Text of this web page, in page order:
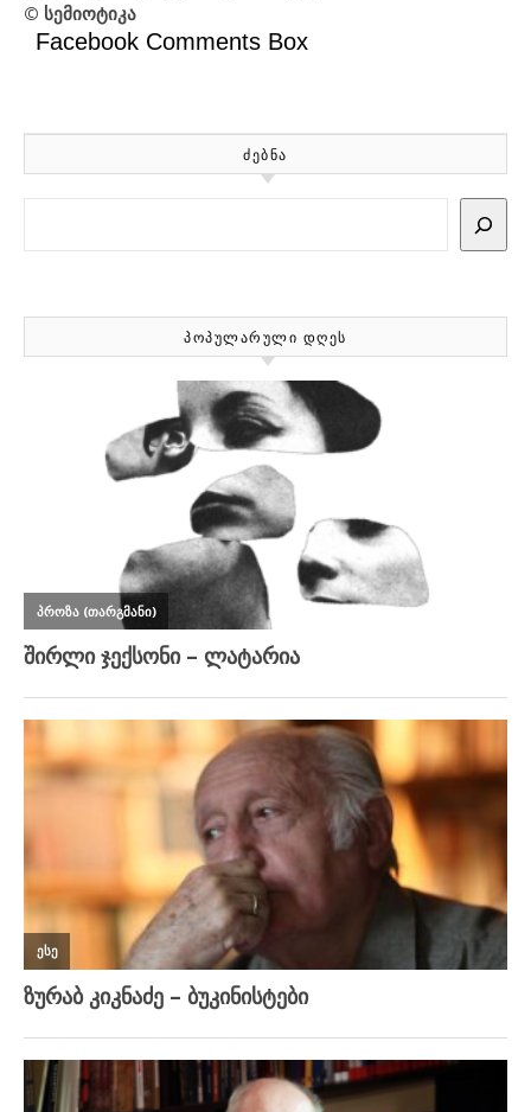
© სემიოტიკა
Facebook Comments Box
ᲫᲔᲑᲜᲐ
ᲞᲝᲞᲣᲚᲐᲠᲣᲚᲘ ᲓᲦᲔᲡ